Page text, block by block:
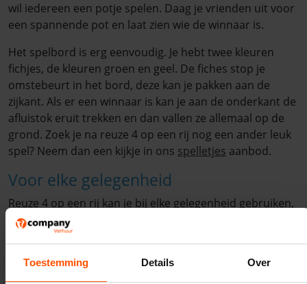
Toestemming Details Over
wil iedereen een potje spelen. Daag je vrienden uit voor
een spannende pot en laat zien wie de winnaar is.
Het spelbord is erg eenvoudig. Je hebt twee kleuren
fichjes, de kleuren groen en geel. De fiches stop je
omstebeurt in het bord, deze kan je pakken aan de
zijkant. Als er een winnaar is kan je aan de onderkant de
afluistok eruit trekken en dan vallen ze allemaal op de
grond. Zoek je na reuze 4 op een rij nog een ander leuk
spel? Neem dan een kijkje in ons spelletjes aanbod.
Voor elke gelegenheid
Reuze 4 op een rij kan je bij elke gelegenheid gebruiken,
zo kan je het gebruiken op een feestje, evenement of
sportdag. Het zal een ware hit zijn! Als kinderen het niet
spelen.